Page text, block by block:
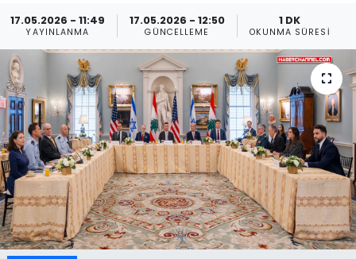
17.05.2026 - 11:49
YAYINLANMA
17.05.2026 - 12:50
GÜNCELLEME
1 DK
OKUNMA SÜRESI